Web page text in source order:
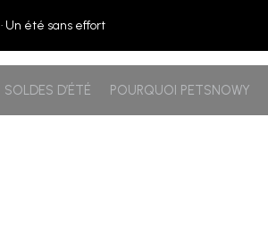
· Un été sans effort
SOLDES D’ÉTÉ POURQUOI PETSNOWY